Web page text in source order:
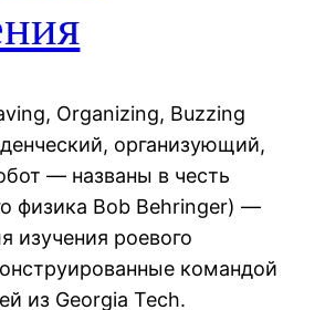
Organizing, Buzzing
организующий,
— названы в честь
физика Bob Behringer) —
изучения роевого
командой
из Georgia Tech.